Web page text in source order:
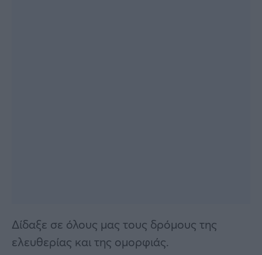
Δίδαξε σε όλους μας τους δρόμους της
ελευθερίας και της ομορφιάς.